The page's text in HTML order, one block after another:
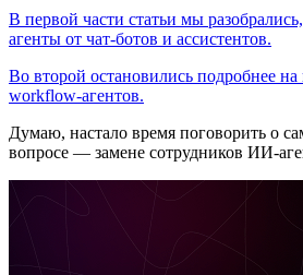
В первой части статьи мы
агенты от чат-ботов и ассистентов.
Во второй остановились подробнее
workflow-агентов.
Думаю, настало время поговорить о
вопросе — замене сотрудников ИИ-